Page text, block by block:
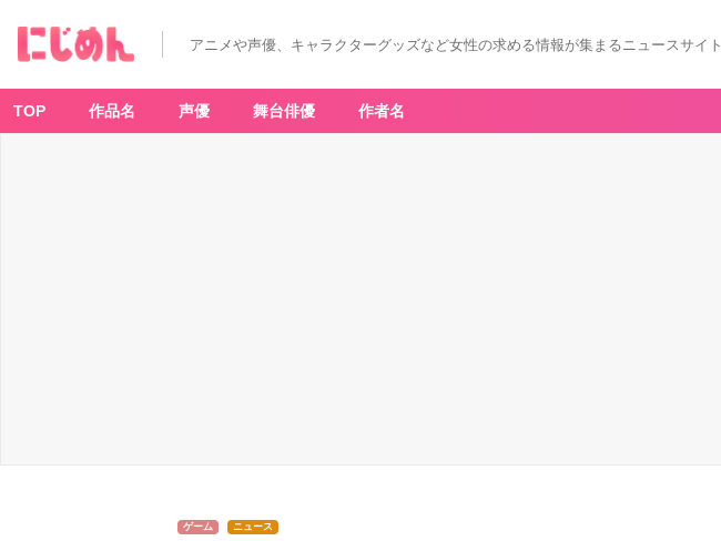
アニメや声優、キャラクターグッズなど女性の求める情報が集まるニュースサイト
TOP 作品名 声優 舞台俳優 作者名
ゲーム ニュース